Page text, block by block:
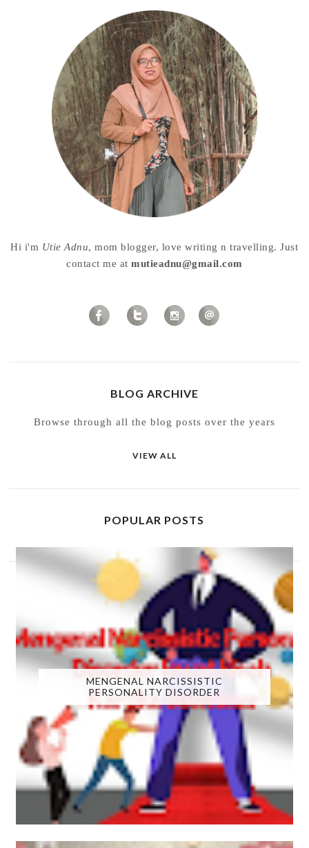
Hi i'm Utie Adnu, mom blogger, love writing n travelling. Just
contact me atmutieadnu@gmail.com
BLOG ARCHIVE
Browse through all the blog posts over the years
VIEW ALL
POPULAR POSTS
MENGENAL NARCISSISTIC
PERSONALITY DISORDER